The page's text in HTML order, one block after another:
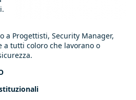
a Progettisti, Security Manager,
tutti coloro che lavorano o